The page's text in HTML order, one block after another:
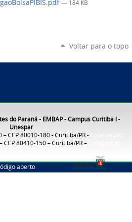
— 184 KB
Voltar para o topo
do Paraná - EMBAP - Campus Curitiba I -
Unespar
CEP 80010-180 - Curitiba/PR -
CEP 80410-150 – Curitiba/PR –
aberto